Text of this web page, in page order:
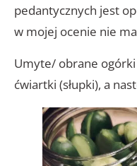
pedantycznych jest
w mojej ocenie nie
Umyte/ obrane ogórki
ćwiartki (słupki), a